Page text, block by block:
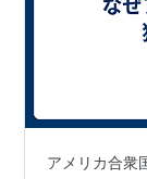
アメリカ合衆